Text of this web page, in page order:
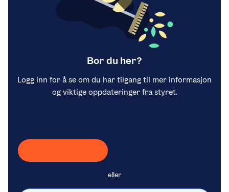
Bor du her?
Logg inn for å se om du har tilgang til mer informasjon
og viktige oppdateringer fra styret.
eller